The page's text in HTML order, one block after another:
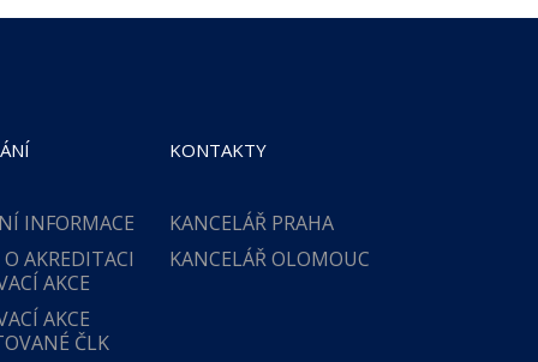
INFORMACE
AKREDITACI
AKCE
AKCE
ČLK
KONTAKTY
KANCELÁŘ PRAHA
KANCELÁŘ OLOMOUC